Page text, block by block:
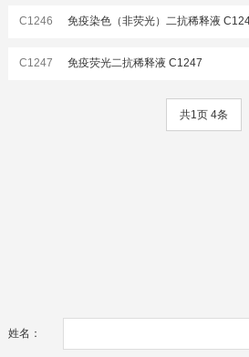
C1246 免疫染色（非荧光）二抗稀释液
C1247 免疫荧光二抗稀释液 C1247
共1页 4条
姓名：